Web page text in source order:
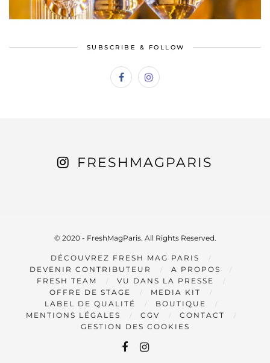
SUBSCRIBE & FOLLOW
FRESHMAGPARIS
© 2020 - FreshMagParis. All Rights Reserved.
DÉCOUVREZ FRESH MAG PARIS
DEVENIR CONTRIBUTEUR
A PROPOS
FRESH TEAM
VU DANS LA PRESSE
OFFRE DE STAGE
MEDIA KIT
LABEL DE QUALITÉ
BOUTIQUE
MENTIONS LÉGALES
CGV
CONTACT
GESTION DES COOKIES